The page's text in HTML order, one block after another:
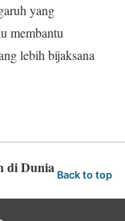
yang
membantu
lebih bijaksana
di Dunia Back to top